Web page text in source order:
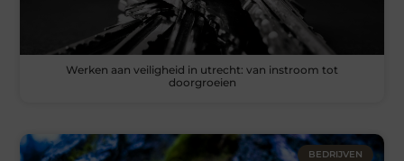
Werken aan veiligheid in utrecht: van instroom tot
doorgroeien
BEDRIJVEN